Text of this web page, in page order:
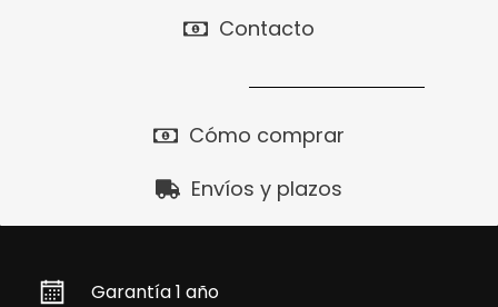
Contacto
Cómo comprar
Envíos y plazos
Garantía 1 año